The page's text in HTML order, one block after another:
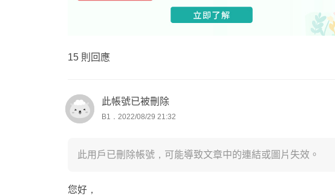
15 則回應
此帳號已被刪除
B1．2022/08/29 21:32
此用戶已刪除帳號，可能導致文章中的連結或圖片失效。
您好，